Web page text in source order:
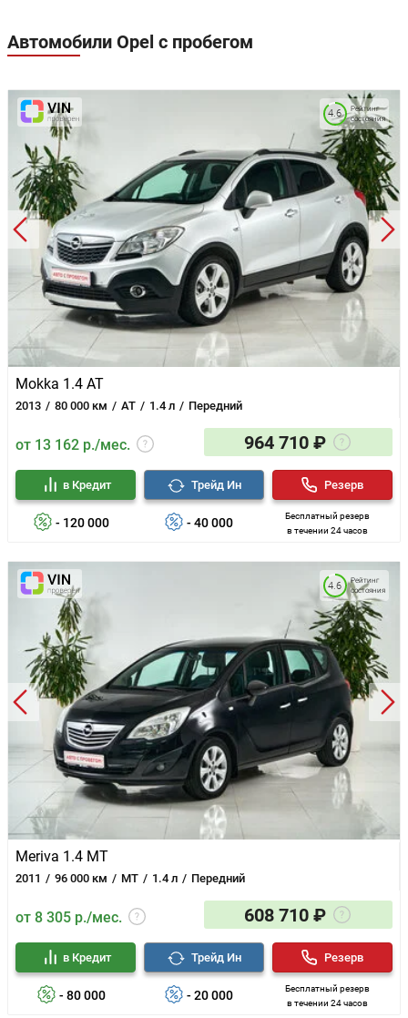
Автомобили Opel с пробегом
Mokka 1.4 AT
2013 80 000 км AT 1.4 л Передний
Рейтинг
состояния
4.6
от 13 162 р./мес. 964 710 ₽
- 120 000
в Кредит
- 40 000
Трейд Ин
Бесплатный резерв
в течении 24 часов
Резерв
Meriva 1.4 MT
2011 96 000 км MT 1.4 л Передний
Рейтинг
состояния
4.6
от 8 305 р./мес. 608 710 ₽
- 80 000
в Кредит
- 20 000
Трейд Ин
Бесплатный резерв
в течении 24 часов
Резерв